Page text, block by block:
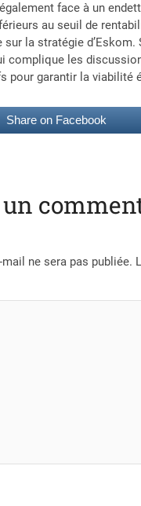
face à un
au seuil de
sur la stratégie
complique les
pour garantir la viabilité
Share on Facebook
ne sera pas publiée.